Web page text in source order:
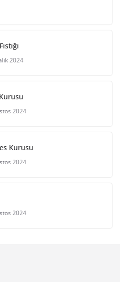
2024
Kurusu
2024
Kurusu
2024
2024